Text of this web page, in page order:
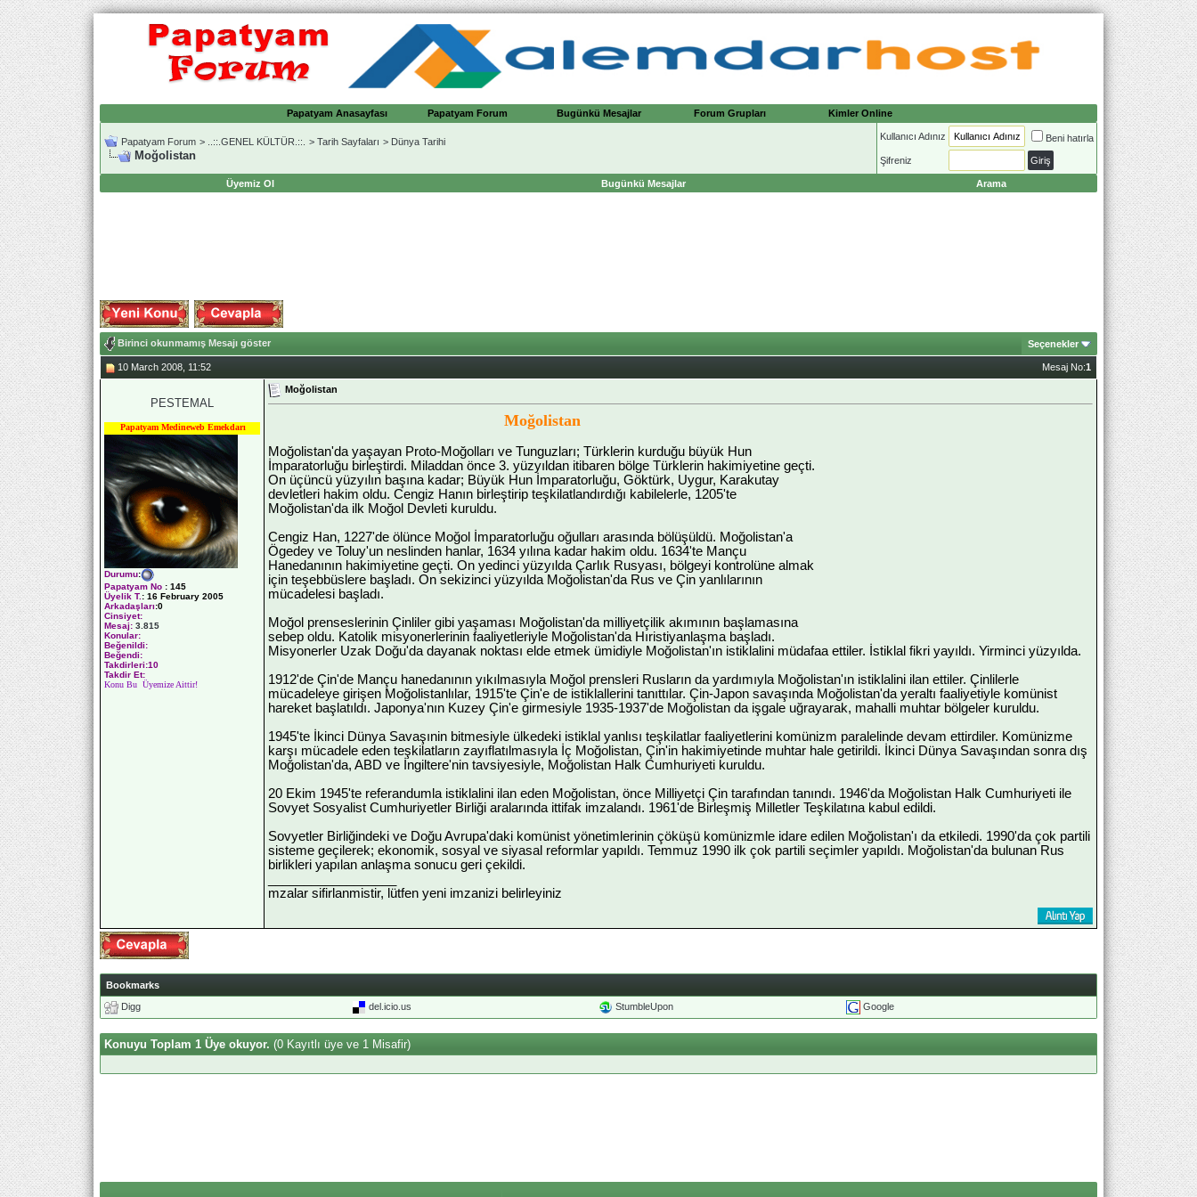
Papatyam Anasayfası Papatyam Forum Bugünkü Mesajlar Forum Grupları Kimler Online
Papatyam Forum > ..::.GENEL KÜLTÜR.::. > Tarih Sayfaları > Dünya Tarihi
Moğolistan
Kullanıcı Adınız Beni hatırla
Şifreniz
Üyemiz Ol Bugünkü Mesajlar Arama
Birinci okunmamış Mesajı göster Seçenekler
10 March 2008, 11:52 Mesaj No:1
PESTEMAL
Papatyam Medineweb Emekdarı
Durumu:
Papatyam No : 145
Üyelik T.: 16 February 2005
Arkadaşları:0
Cinsiyet:
Mesaj: 3.815
Konular:
Beğenildi:
Beğendi:
Takdirleri:10
Takdir Et:
Konu Bu Üyemize Aittir!
Moğolistan
Moğolistan
Moğolistan'da yaşayan Proto-Moğolları ve Tunguzları; Türklerin kurduğu büyük Hun
İmparatorluğu birleştirdi. Miladdan önce 3. yüzyıldan itibaren bölge Türklerin hakimiyetine geçti.
On üçüncü yüzyılın başına kadar; Büyük Hun İmparatorluğu, Göktürk, Uygur, Karakutay
devletleri hakim oldu. Cengiz Hanın birleştirip teşkilatlandırdığı kabilelerle, 1205'te
Moğolistan'da ilk Moğol Devleti kuruldu.
Cengiz Han, 1227'de ölünce Moğol İmparatorluğu oğulları arasında bölüşüldü. Moğolistan'a
Ögedey ve Toluy'un neslinden hanlar, 1634 yılına kadar hakim oldu. 1634'te Mançu
Hanedanının hakimiyetine geçti. On yedinci yüzyılda Çarlık Rusyası, bölgeyi kontrolüne almak
için teşebbüslere başladı. On sekizinci yüzyılda Moğolistan'da Rus ve Çin yanlılarının
mücadelesi başladı.
Moğol prenseslerinin Çinliler gibi yaşaması Moğolistan'da milliyetçilik akımının başlamasına
sebep oldu. Katolik misyonerlerinin faaliyetleriyle Moğolistan'da Hıristiyanlaşma başladı.
Misyonerler Uzak Doğu'da dayanak noktası elde etmek ümidiyle Moğolistan'ın istiklalini müdafaa ettiler. İstiklal fikri yayıldı. Yirminci yüzyılda.
1912'de Çin'de Mançu hanedanının yıkılmasıyla Moğol prensleri Rusların da yardımıyla Moğolistan'ın istiklalini ilan ettiler. Çinlilerle
mücadeleye girişen Moğolistanlılar, 1915'te Çin'e de istiklallerini tanıttılar. Çin-Japon savaşında Moğolistan'da yeraltı faaliyetiyle komünist
hareket başlatıldı. Japonya'nın Kuzey Çin'e girmesiyle 1935-1937'de Moğolistan da işgale uğrayarak, mahalli muhtar bölgeler kuruldu.
1945'te İkinci Dünya Savaşınin bitmesiyle ülkedeki istiklal yanlısı teşkilatlar faaliyetlerini komünizm paralelinde devam ettirdiler. Komünizme
karşı mücadele eden teşkilatların zayıflatılmasıyla İç Moğolistan, Çin'in hakimiyetinde muhtar hale getirildi. İkinci Dünya Savaşından sonra dış
Moğolistan'da, ABD ve İngiltere'nin tavsiyesiyle, Moğolistan Halk Cumhuriyeti kuruldu.
20 Ekim 1945'te referandumla istiklalini ilan eden Moğolistan, önce Milliyetçi Çin tarafından tanındı. 1946'da Moğolistan Halk Cumhuriyeti ile
Sovyet Sosyalist Cumhuriyetler Birliği aralarında ittifak imzalandı. 1961'de Birleşmiş Milletler Teşkilatına kabul edildi.
Sovyetler Birliğindeki ve Doğu Avrupa'daki komünist yönetimlerinin çöküşü komünizmle idare edilen Moğolistan'ı da etkiledi. 1990'da çok partili
sisteme geçilerek; ekonomik, sosyal ve siyasal reformlar yapıldı. Temmuz 1990 ilk çok partili seçimler yapıldı. Moğolistan'da bulunan Rus
birlikleri yapılan anlaşma sonucu geri çekildi.
mzalar sifirlanmistir, lütfen yeni imzanizi belirleyiniz
Bookmarks
Digg
del.icio.us StumbleUpon Google
Konuyu Toplam 1 Üye okuyor. (0 Kayıtlı üye ve 1 Misafir)